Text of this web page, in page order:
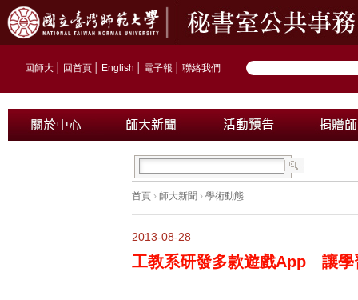
回師大 回首頁 English 電子報 聯絡我們
首頁 › 師大新聞 › 學術動態
2013-08-28
工教系研發多款遊戲App 讓學